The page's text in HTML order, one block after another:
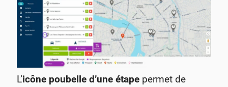
L’icône poubelle d’une étape permet de